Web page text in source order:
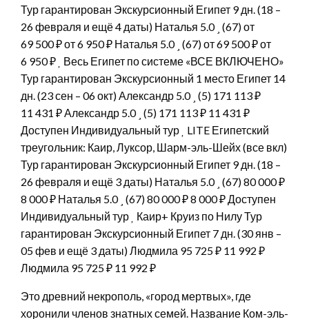
Тур гарантирован Экскурсионный Египет 9 дн.(18 –
26 февраля и ещё 4 даты) Наталья 5.0 (67)от
69 500 ₽от 6 950 ₽ Наталья 5.0 (67)от 69 500 ₽от
6 950 ₽
Весь Египет по системе «ВСЕ ВКЛЮЧЕНО»
Тур гарантирован Экскурсионный 1 место Египет 14
дн.(23 сен – 06 окт)Александр 5.0 (5) 171 113 ₽
11 431 ₽Александр 5.0 (5) 171 113 ₽ 11 431 ₽
Доступен Индивидуальный тур
LITE Египетский
треугольник: Каир, Луксор, Шарм-эль-Шейх (все вкл)
Тур гарантирован Экскурсионный Египет 9 дн.(18 –
26 февраля и ещё 3 даты) Наталья 5.0 (67)80 000 ₽
8 000 ₽ Наталья 5.0 (67)80 000 ₽8 000 ₽Доступен
Индивидуальный тур
Каир+ Круиз по Нилу Тур
гарантирован Экскурсионный Египет 7 дн.(30 янв –
05 фев и ещё 3 даты)Людмила 95 725 ₽ 11 992 ₽
Людмила 95 725 ₽ 11 992 ₽
Это древний некрополь, «город мертвых», где
хоронили членов знатных семей. Название Ком-эль-